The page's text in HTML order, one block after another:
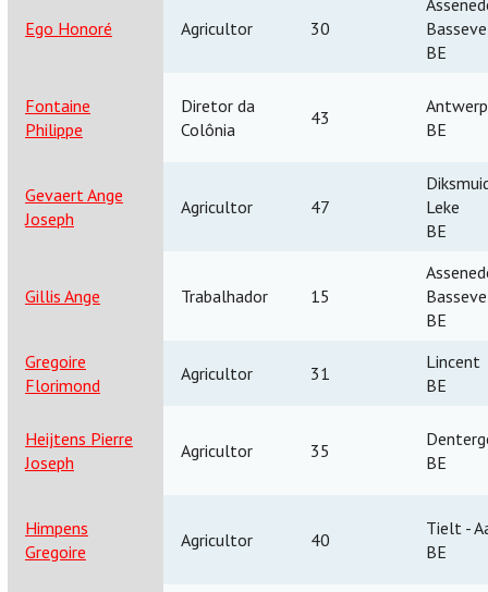
Ego Honoré Agricultor 30
BE
Fontaine
Philippe
Diretor da
Colônia
43
BE
Gevaert Ange
Joseph
Agricultor 47
Leke
BE
Gillis Ange Trabalhador 15
BE
Gregoire
Florimond
Agricultor 31
Lincent
BE
Heijtens Pierre
Joseph
Agricultor 35
BE
Himpens
Gregoire
Agricultor 40
Tielt -
BE